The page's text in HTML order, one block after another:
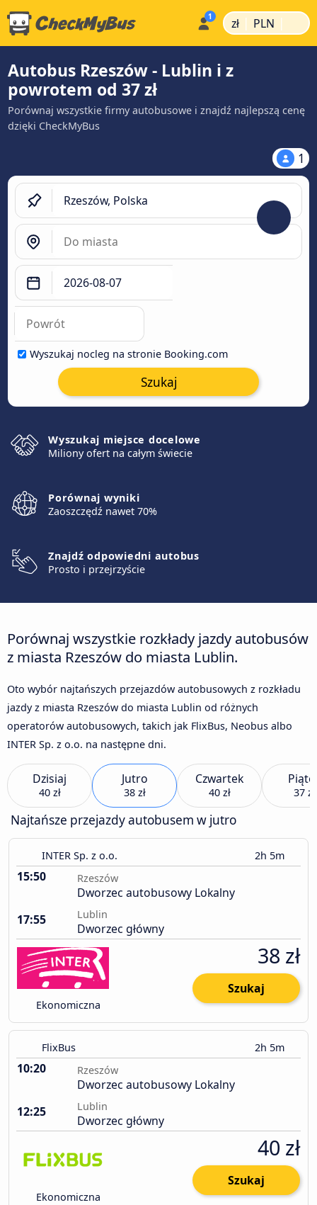
zł | PLN |
Autobus Rzeszów - Lublin i z
powrotem od 37 zł
Porównaj wszystkie firmy autobusowe i znajdź najlepszą cenę
dzięki CheckMyBus
1
Wyszukaj nocleg na stronie Booking.com
Szukaj
Wyszukaj miejsce docelowe
Miliony ofert na całym świecie
Porównaj wyniki
Zaoszczędź nawet 70%
Znajdź odpowiedni autobus
Prosto i przejrzyście
Porównaj wszystkie rozkłady jazdy autobusów
z miasta Rzeszów do miasta Lublin.
Oto wybór najtańszych przejazdów autobusowych z rozkładu
jazdy z miasta Rzeszów do miasta Lublin od różnych
operatorów autobusowych, takich jak FlixBus, Neobus albo
INTER Sp. z o.o. na następne dni.
Dzisiaj
40 zł
Jutro
38 zł
Czwartek
40 zł 37 zł
Najtańsze przejazdy autobusem w jutro
INTER Sp. z o.o. 2h 5m
15:50 Rzeszów
Dworzec autobusowy Lokalny
17:55
Lublin
Dworzec główny
Ekonomiczna
38 zł
Szukaj
FlixBus 2h 5m
10:20 Rzeszów
Dworzec autobusowy Lokalny
12:25
Lublin
Dworzec główny
Ekonomiczna
40 zł
Szukaj